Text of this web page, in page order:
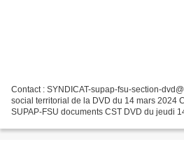
Contact : SYNDICAT-supap-fsu-section-
social territorial de la DVD du 14 mars 2024
SUPAP-FSU documents CST DVD du jeudi